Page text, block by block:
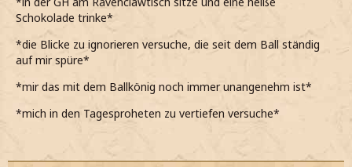
Schokolade trinke*
*die Blicke zu ignorieren versuche, die seit dem Ball ständig
auf mir spüre*
*mir das mit dem Ballkönig noch immer unangenehm ist*
*mich in den Tagesproheten zu vertiefen versuche*